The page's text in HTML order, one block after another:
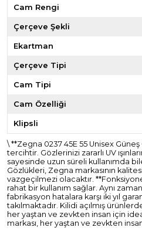
Cam Rengi
Çerçeve Şekli
Ekartman
Çerçeve Tipi
Cam Tipi
Cam Özelliği
Klipsli
\ **Zegna 0237 45E 55 Unisex
tercihtir. Gözlerinizi zararlı UV
sayesinde uzun süreli kullanımda
Gözlükleri, Zegna markasının
vazgeçilmezi olacaktır.
rahat bir kullanım sağlar. Aynı
fabrikasyon hatalara karşı iki yıl
takılmaktadır. Kilidi açılmış
her yaştan ve zevkten insan için
markası, her yaştan ve zevkten